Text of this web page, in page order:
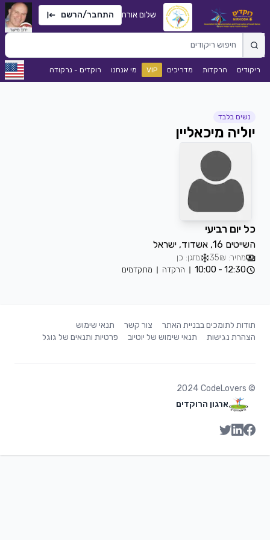
שלום אורח התחבר/הרשם
ריקודים הרקדות מדריכים VIP מי אנחנו רוקדים - נרקודה
נשים בלבד
יוליה מיכאליין
כל יום רביעי
השייטים 16, אשדוד, ישראל
מחיר: 35₪
מזגן: כן
12:30 - 10:00
הרקדה מתקדמים
תודות לתומכים בבניית האתר צור קשר
תנאי שימוש
הצהרת נגישות
תנאי שימוש של יוטיוב פרטיות ותנאים של גוגל
©
2024 CodeLovers
ארגון הרוקדים